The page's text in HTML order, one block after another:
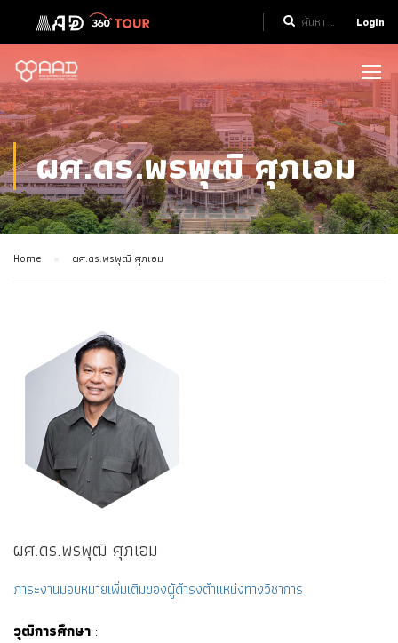
Login
ผศ.ดร.พรพุฒิ ศุภเอม
Home ผศ.ดร.พรพุฒิ ศุภเอม
ผศ.ดร.พรพุฒิ ศุภเอม
ภาระงานมอบหมายเพิ่มเติมของผู้ดำรงตำแหน่งทางวิชาการ
วุฒิการศึกษา :